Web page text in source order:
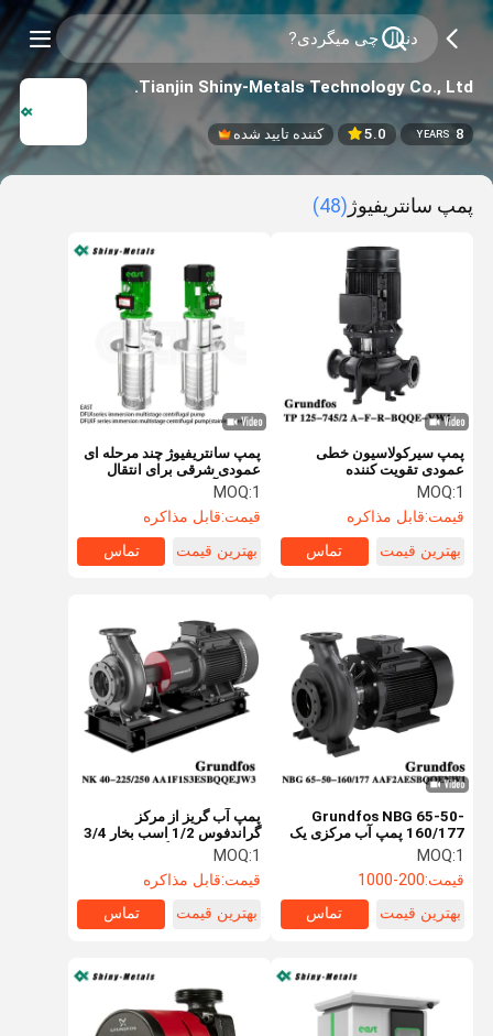
Tianjin Shiny-Metals Technology Co., Ltd.
8
YEARS
5.0 کننده تایید شده
پمپ سانتریفیوژ (48)
پمپ سانتریفیوژ چند مرحله ای
عمودی شرقی برای انتقال
ماشین آلات ابزار خنک کننده
روان کننده آب و تجهیزات تمیز
کننده صنعتی
MOQ:1
قیمت:قابل مذاکره
بهترین قیمت
تماس
پمپ سیرکولاسیون خطی
عمودی تقویت کننده
پمپ گریز از مرکز چند مرحله
ای
MOQ:1
قیمت:قابل مذاکره
بهترین قیمت
تماس
پمپ آب گریز از مرکز
گراندفوس 1/2 اسب بخار 3/4
اسب بخار برای گرمایش تجاری
MOQ:1
قیمت:قابل مذاکره
بهترین قیمت
تماس
Grundfos NBG 65-50-
160/177 پمپ آب مرکزی یک
مرحله ای افقی الکتریکی
صنعتی برای پروژه های حفاظت
از آب
MOQ:1
قیمت:200-1000
بهترین قیمت
تماس